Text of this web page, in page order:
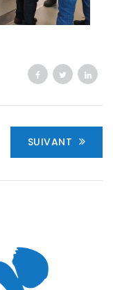
SUIVANT